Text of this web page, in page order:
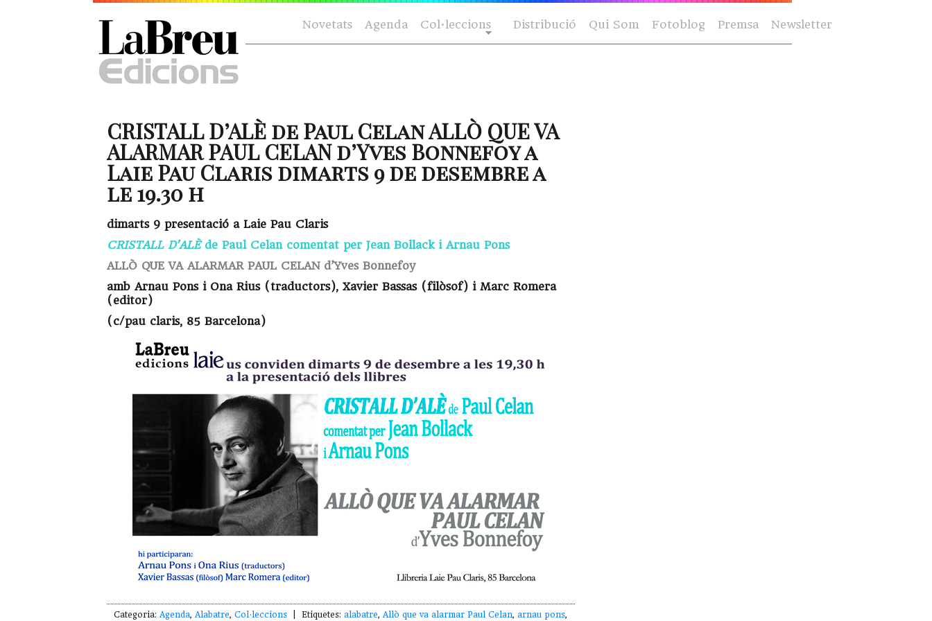
Novetats Agenda Col·leccions Distribució Qui Som Fotoblog Premsa Newsletter
CRISTALL D’ALÈ de Paul Celan ALLÒ QUE VA
ALARMAR PAUL CELAN d’Yves Bonnefoy a
Laie Pau Claris dimarts 9 de desembre a
le 19.30 h
dimarts 9 presentació a Laie Pau Claris
CRISTALL D’ALÈde Paul Celan comentat per Jean Bollack i Arnau Pons
ALLÒ QUE VA ALARMAR PAUL CELAN d’Yves Bonnefoy
amb Arnau Pons i Ona Rius (traductors), Xavier Bassas (filòsof) i Marc Romera
(editor)
(c/pau claris, 85 Barcelona)
Categoria:Agenda,Alabatre,Col·leccions | Etiquetes:alabatre,Allò que va alarmar Paul Celan,arnau pons,